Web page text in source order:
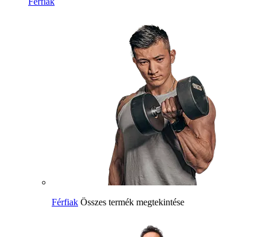
Férfiak Összes termék megtekintése